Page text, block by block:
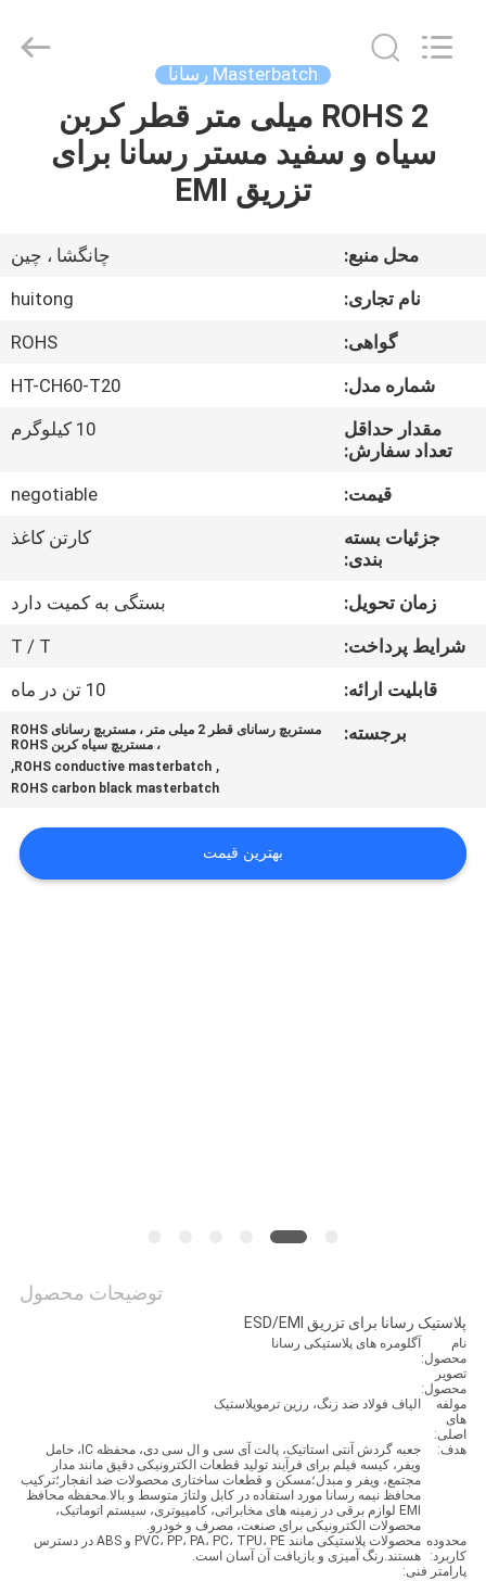
صفحه
اصلی
نمایش
واقعیت
درباره
تور
کارخانه
حریم
خصوصی
Materials
Masterbatch رسانا
ROHS 2 میلی متر قطر کربن
سیاه و سفید مستر رسانا برای
تزریق EMI
محل منبع:
چانگشا ، چین
نام تجاری:
huitong
گواهی:
ROHS
شماره مدل:
HT-CH60-T20
مقدار حداقل
تعداد سفارش:
10 کیلوگرم
قیمت:
negotiable
جزئیات بسته
بندی:
کارتن کاغذ
زمان تحویل:
بستگی به کمیت دارد
شرایط پرداخت:
T / T
قابلیت ارائه:
10 تن در ماه
برجسته:
مستربچ رسانای قطر 2 میلی متر ، مستربچ رسانای ROHS
، مستربچ سیاه کربن ROHS
,
ROHS conductive masterbatch
,
ROHS carbon black masterbatch
بهترین قیمت
توضیحات محصول
پلاستیک رسانا برای تزریق ESD/EMI
نام
محصول:
آگلومره های پلاستیکی رسانا
تصویر
محصول:
مولفه
های
اصلی:
الیاف فولاد ضد زنگ، رزین ترموپلاستیک
هدف:
جعبه گردش آنتی استاتیک، پالت آی سی و ال سی دی، محفظه IC، حامل
ویفر، کیسه فیلم برای فرآیند تولید قطعات الکترونیکی دقیق مانند مدار
مجتمع، ویفر و مبدل؛مسکن و قطعات ساختاری محصولات ضد انفجار؛ترکیب
محافظ نیمه رسانا مورد استفاده در کابل ولتاژ متوسط ​​و بالا.محفظه محافظ
EMI لوازم برقی در زمینه های مخابراتی، کامپیوتری، سیستم اتوماتیک،
محصولات الکترونیکی برای صنعت، مصرف و خودرو.
محدوده
کاربرد:
محصولات پلاستیکی مانند PVC، PP، PA، PC، TPU، PE و ABS در دسترس
هستند.رنگ آمیزی و بازیافت آن آسان است.
پارامتر فنی: